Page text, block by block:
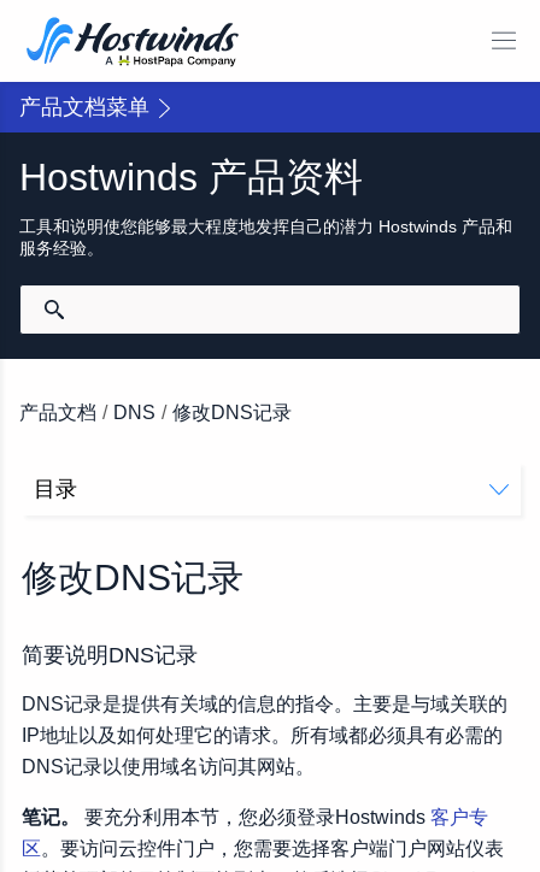
产品文档菜单
Hostwinds 产品资料
工具和说明使您能够最大程度地发挥自己的潜力 Hostwinds 产品和
服务经验。
产品文档 / DNS / 修改DNS记录
目录
一个记录
AAAA记录
CNAME记录
SRV记录
SPF记录
TXT记录
NS记录
PTR记录
修改DNS记录
简要说明DNS记录
DNS记录是提供有关域的信息的指令。主要是与域关联的
IP地址以及如何处理它的请求。所有域都必须具有必需的
DNS记录以使用域名访问其网站。
笔记。 要充分利用本节，您必须登录Hostwinds 客户专
区。要访问云控件门户，您需要选择客户端门户网站仪表